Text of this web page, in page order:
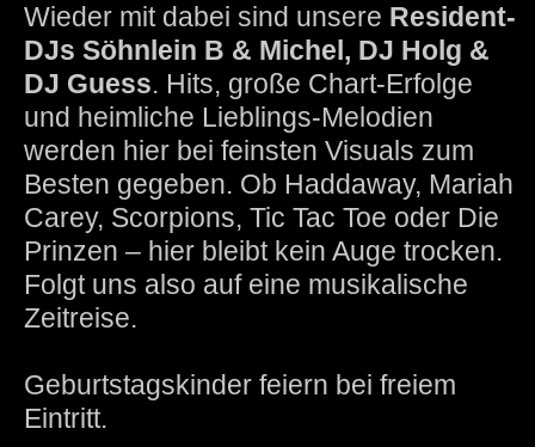
Wieder mit dabei sind unsere Resident-
DJs Söhnlein B & Michel, DJ Holg &
DJ Guess. Hits, große Chart-Erfolge
und heimliche Lieblings-Melodien
werden hier bei feinsten Visuals zum
Besten gegeben. Ob Haddaway, Mariah
Carey, Scorpions, Tic Tac Toe oder Die
Prinzen – hier bleibt kein Auge trocken.
Folgt uns also auf eine musikalische
Zeitreise.
Geburtstagskinder feiern bei freiem
Eintritt.